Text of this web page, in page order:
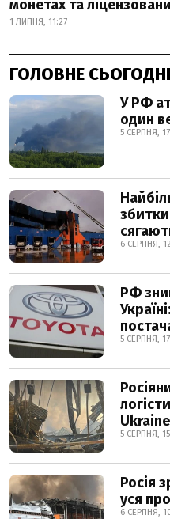
монетах та
1 ЛИПНЯ, 11:27
ГОЛОВНЕ СЬОГОДНІ
У РФ
один
5 СЕРПНЯ,
6 СЕРПНЯ,
РФ
5 СЕРПНЯ,
Ukraine
5 СЕРПНЯ,
Росія
уся
6 СЕРПНЯ,